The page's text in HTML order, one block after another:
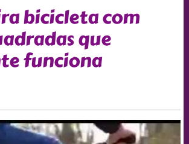
bicicleta com
que
funciona